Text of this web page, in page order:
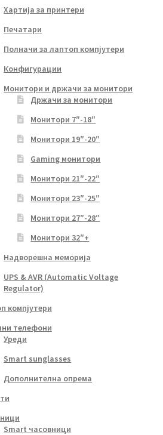
Хартија за принтери
Печатари
Полначи за лаптоп компјутери
Конфигурации
Монитори и држачи за монитори
Држачи за монитори
Монитори 7″-18″
Монитори 19″-20″
Gaming монитори
Монитори 21″-22″
Монитори 23″-25″
Монитори 27″-28″
Монитори 32″+
Надворешна меморија
UPS & AVR (Automatic Voltage
Regulator)
компјутери
телефони
Уреди
Smart sunglasses
Дополнителна опрема
Smart часовници